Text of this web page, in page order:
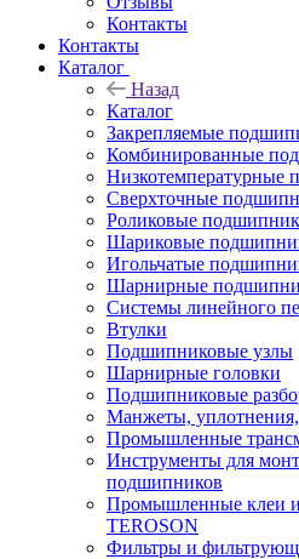
Контакты
Контакты
Каталог
Назад
Каталог
Закрепляемые
Комбинированные
Низкотемпературные
Сверхточные
Роликовые
Шариковые
Игольчатые
Шарнирные
Системы линейного
Втулки
Подшипниковые узлы
Шарнирные головки
Подшипниковые
Манжеты,
Промышленные
Инструменты для
подшипников
Промышленные клеи
TEROSON
Фильтры и